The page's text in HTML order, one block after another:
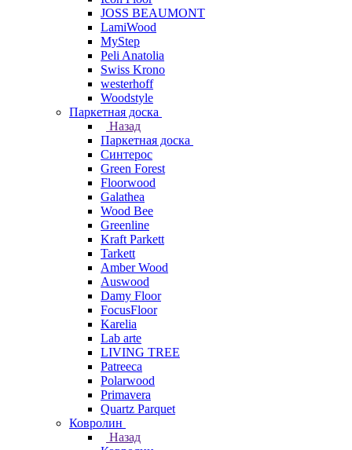
JOSS BEAUMONT
LamiWood
MyStep
Peli Anatolia
Swiss Krono
westerhoff
Woodstyle
Паркетная доска
Назад
Паркетная доска
Синтерос
Green Forest
Floorwood
Galathea
Wood Bee
Greenline
Kraft Parkett
Tarkett
Amber Wood
Auswood
Damy Floor
FocusFloor
Karelia
Lab arte
LIVING TREE
Patreeca
Polarwood
Primavera
Quartz Parquet
Ковролин
Назад